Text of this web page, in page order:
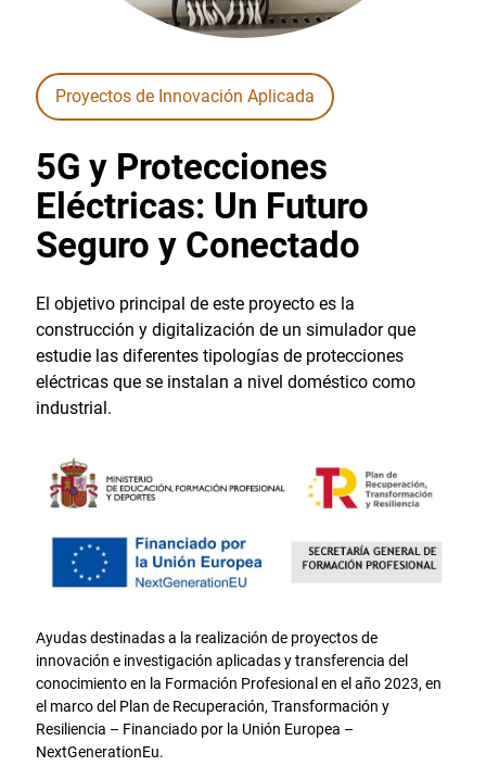
Proyectos de Innovación Aplicada
5G y Protecciones
Eléctricas: Un Futuro
Seguro y Conectado
El objetivo principal de este proyecto es la
construcción y digitalización de un simulador que
estudie las diferentes tipologías de protecciones
eléctricas que se instalan a nivel doméstico como
industrial.
Ayudas destinadas a la realización de proyectos de
innovación e investigación aplicadas y transferencia del
conocimiento en la Formación Profesional en el año 2023, en
el marco del Plan de Recuperación, Transformación y
Resiliencia – Financiado por la Unión Europea –
NextGenerationEu.